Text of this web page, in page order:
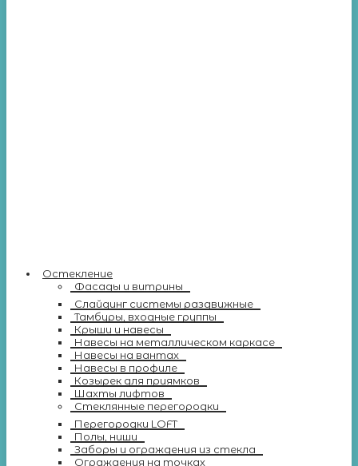
Остекление
Фасады и витрины
Слайдинг системы раздвижные
Тамбуры, входные группы
Крыши и навесы
Навесы на металлическом каркасе
Навесы на вантах
Навесы в профиле
Козырек для приямков
Шахты лифтов
Стеклянные перегородки
Перегородки LOFT
Полы, ниши
Заборы и ограждения из стекла
Ограждения на точках